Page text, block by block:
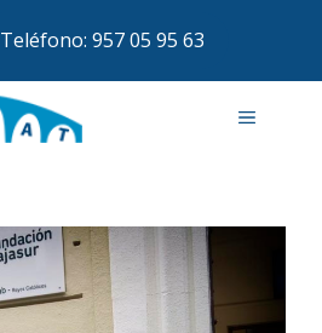
Teléfono: 957 05 95 63